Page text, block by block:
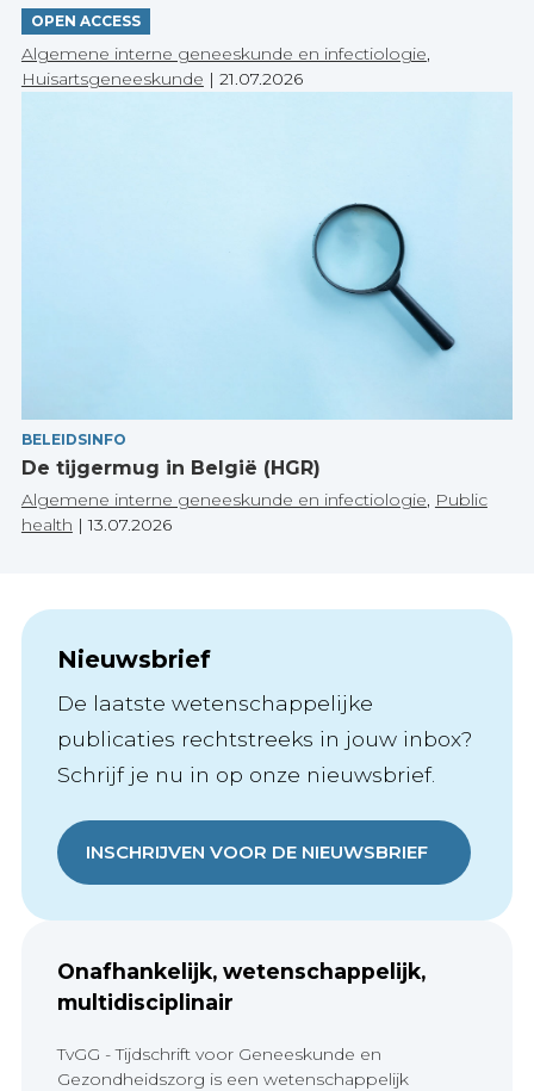
OPEN ACCESS
Algemene interne geneeskunde en infectiologie,
Huisartsgeneeskunde | 21.07.2026
BELEIDSINFO
De tijgermug in België (HGR)
Algemene interne geneeskunde en infectiologie Public
health |13.07.2026
Nieuwsbrief
De laatste wetenschappelijke
publicaties rechtstreeks in jouw inbox?
Schrijf je nu in op onze nieuwsbrief.
INSCHRIJVEN VOOR DE NIEUWSBRIEF
Onafhankelijk, wetenschappelijk,
multidisciplinair
TvGG - Tijdschrift voor Geneeskunde en
Gezondheidszorg is een wetenschappelijk